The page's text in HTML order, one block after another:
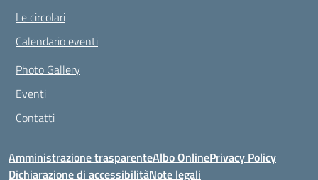
Le circolari
Calendario eventi
Photo Gallery
Eventi
Contatti
Amministrazione trasparenteAlbo OnlinePrivacy Policy
Dichiarazione di accessibilitàNote legali